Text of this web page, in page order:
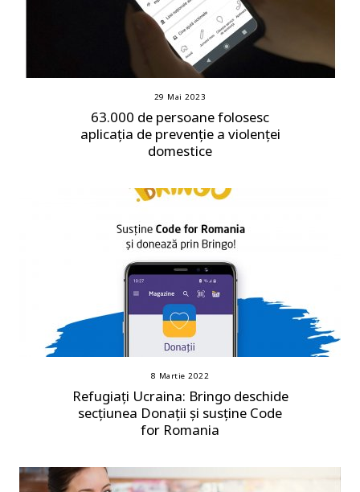
29 Mai 2023
63.000 de persoane folosesc
aplicația de prevenție a violenței
domestice
8 Martie 2022
Refugiați Ucraina: Bringo deschide
secțiunea Donații și susține Code
for Romania